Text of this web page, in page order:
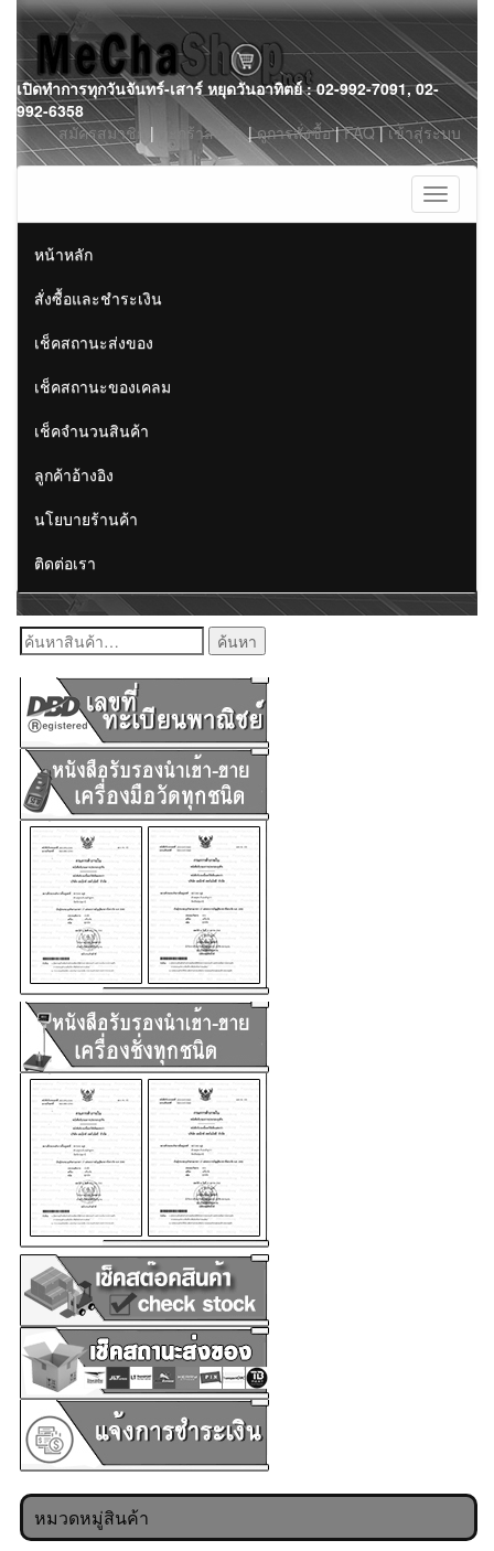
Skip
to
content
เปิดทำการทุกวันจันทร์-เสาร์ หยุดวันอาทิตย์ : 02-992-7091, 02-
992-6358
สมัครสมาชิก | ตะกร้าสินค้า|ดูการสั่งซื้อ|FAQ|เข้าสู่ระบบ
Toggle
หน้าหลัก
สั่งซื้อและชำระเงิน
เช็คสถานะส่งของ
เช็คสถานะของเคลม
เช็คจำนวนสินค้า
ลูกค้าอ้างอิง
นโยบายร้านค้า
ติดต่อเรา
ค้นหา:
หมวดหมู่สินค้า